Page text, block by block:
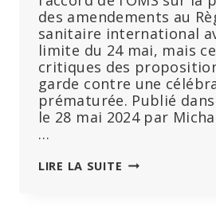
des amendements au
sanitaire international
limite du 24 mai, mais
critiques des
garde contre une
prématurée. Publié
le 28 mai 2024 par
…
LIRE LA SUITE « LE